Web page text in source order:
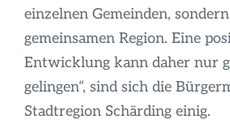
einzelnen Gemeinden,
gemeinsamen Region. Eine
Entwicklung kann daher nur
gelingen“, sind sich die
Stadtregion Schärding einig.